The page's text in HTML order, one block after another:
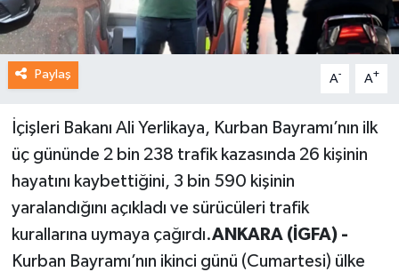
Paylaş A- A+
İçişleri Bakanı Ali Yerlikaya, Kurban Bayramı’nın ilk
üç gününde 2 bin 238 trafik kazasında 26 kişinin
hayatını kaybettiğini, 3 bin 590 kişinin
yaralandığını açıkladı ve sürücüleri trafik
kurallarına uymaya çağırdı.ANKARA (İGFA) -
Kurban Bayramı’nın ikinci günü (Cumartesi) ülke